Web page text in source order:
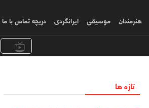
هنرمندان موسیقی ایرانگردی دریچه تماس با ما
تازه ها